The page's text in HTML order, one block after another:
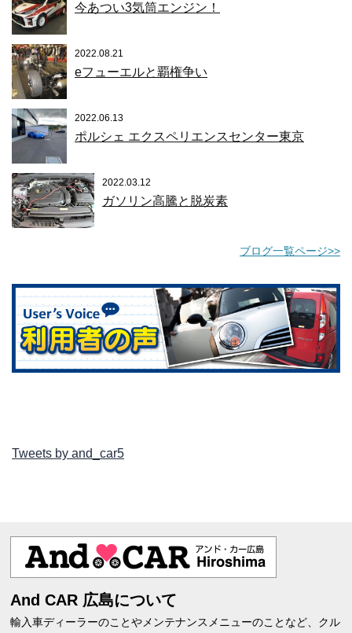
今あつい3気筒エンジン！
2022.08.21
eフューエルと覇権争い
2022.06.13
ポルシェ エクスペリエンスセンター東京
2022.03.12
ガソリン高騰と脱炭素
ブログ一覧ページ>>
Tweets by and_car5
And CAR 広島について
輸入車ディーラーのことやメンテナンスメニューのことなど、クル